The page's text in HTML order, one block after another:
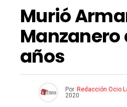
Murió
Manzanero
años
Por Redacción Ocio
2020